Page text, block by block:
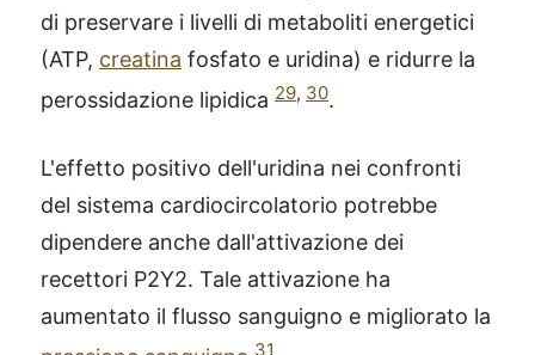
di preservare i livelli di metaboliti energetici
(ATP, creatina fosfato e uridina) e ridurre la
perossidazione lipidica 29, 30.
L'effetto positivo dell'uridina nei confronti
del sistema cardiocircolatorio potrebbe
dipendere anche dall'attivazione dei
recettori P2Y2. Tale attivazione ha
aumentato il flusso sanguigno e migliorato la
31